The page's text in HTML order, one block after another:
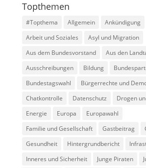
Topthemen
#Topthema Allgemein
Ankündigung
Arbeit und Soziales
Asyl und Migration
Aus dem Bundesvorstand
Aus den
Ausschreibungen
Bildung
Bundestagswahl
Bürgerrechte und
Chatkontrolle
Datenschutz
Drogen
Energie
Europa
Europawahl
Familie und Gesellschaft
Gastbeitrag
Gesundheit
Hintergrundbericht
Inneres und Sicherheit
Junge Piraten